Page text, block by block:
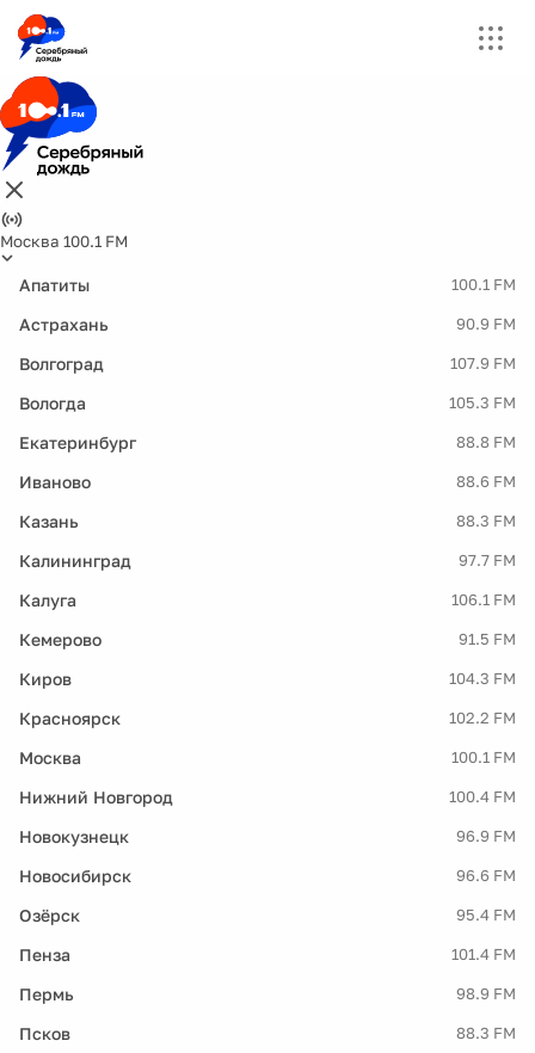
Москва 100.1 FM
Апатиты 100.1 FM
Астрахань 90.9 FM
Волгоград 107.9 FM
Вологда 105.3 FM
Екатеринбург 88.8 FM
Иваново 88.6 FM
Казань 88.3 FM
Калининград 97.7 FM
Калуга 106.1 FM
Кемерово 91.5 FM
Киров 104.3 FM
Красноярск 102.2 FM
Москва 100.1 FM
Нижний Новгород 100.4 FM
Новокузнецк 96.9 FM
Новосибирск 96.6 FM
Озёрск 95.4 FM
Пенза 101.4 FM
Пермь 98.9 FM
Псков 88.3 FM